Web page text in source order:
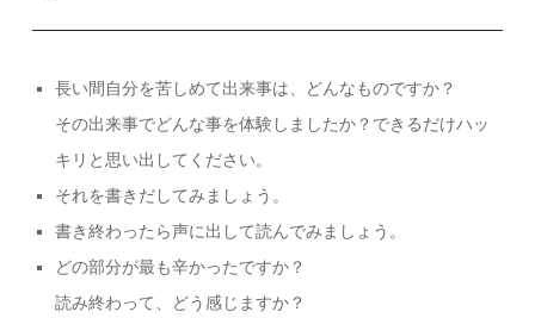
長い間自分を苦しめて出来事は、どんなものですか？
その出来事でどんな事を体験しましたか？できるだけハッ
キリと思い出してください。
それを書きだしてみましょう。
書き終わったら声に出して読んでみましょう。
どの部分が最も辛かったですか？
読み終わって、どう感じますか？